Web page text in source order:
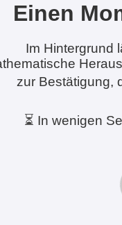
Einen
Im Hintergrund
zur Bestätigung,
⏳ In wenigen